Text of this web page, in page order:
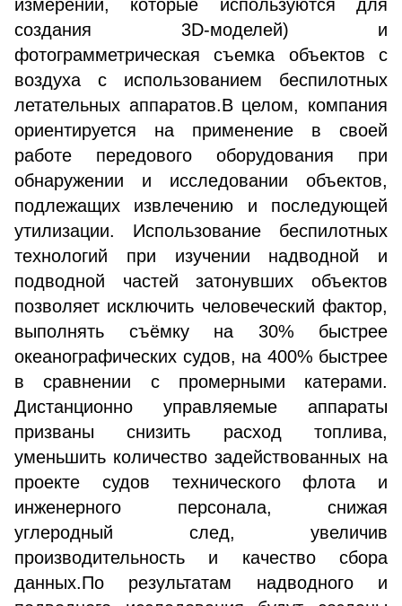
измерений, которые используются для
создания 3D-моделей) и
фотограмметрическая съемка объектов с
воздуха с использованием беспилотных
летательных аппаратов.В целом, компания
ориентируется на применение в своей
работе передового оборудования при
обнаружении и исследовании объектов,
подлежащих извлечению и последующей
утилизации. Использование беспилотных
технологий при изучении надводной и
подводной частей затонувших объектов
позволяет исключить человеческий фактор,
выполнять съёмку на 30% быстрее
океанографических судов, на 400% быстрее
в сравнении с промерными катерами.
Дистанционно управляемые аппараты
призваны снизить расход топлива,
уменьшить количество задействованных на
проекте судов технического флота и
инженерного персонала, снижая
углеродный след, увеличив
производительность и качество сбора
данных.По результатам надводного и